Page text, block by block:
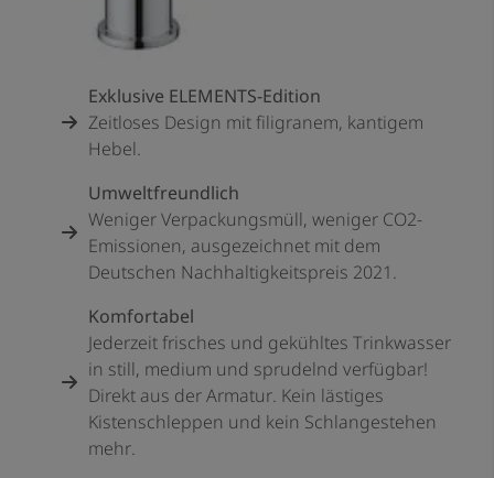
Exklusive ELEMENTS-Edition
Zeitloses Design mit filigranem, kantigem
Hebel.
Umweltfreundlich
Weniger Verpackungsmüll, weniger CO2-
Emissionen, ausgezeichnet mit dem
Deutschen Nachhaltigkeitspreis 2021.
Komfortabel
Jederzeit frisches und gekühltes Trinkwasser
in still, medium und sprudelnd verfügbar!
Direkt aus der Armatur. Kein lästiges
Kistenschleppen und kein Schlangestehen
mehr.